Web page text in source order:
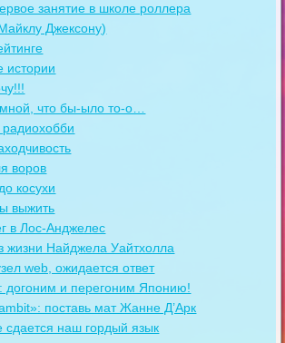
занятие в школе роллера
Джексону)
истории
что бы-ыло то-о…
радиохобби
воров
косухи
выжить
в Лос-Анджелес
жизни Найджела Уайтхолла
web, ожидается ответ
догоним и перегоним Японию!
поставь мат Жанне Д’Арк
сдается наш гордый язык